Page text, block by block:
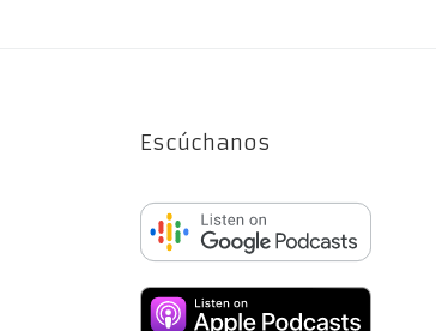
Escúchanos